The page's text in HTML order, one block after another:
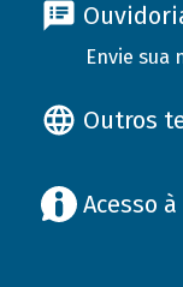
Envie sua
Outros
Acesso